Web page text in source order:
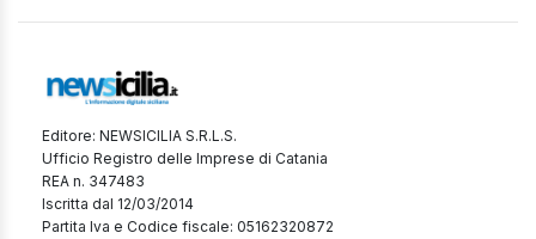
Editore: NEWSICILIA S.R.L.S.
Ufficio Registro delle Imprese di Catania
REA n. 347483
Iscritta dal 12/03/2014
Partita Iva e Codice fiscale: 05162320872